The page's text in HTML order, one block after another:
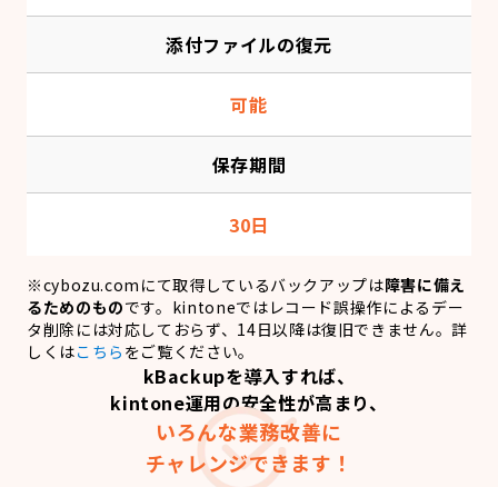
添付ファイルの復元
可能
保存期間
30日
※cybozu.comにて取得しているバックアップは障害に備え
るためのものです。kintoneではレコード誤操作によるデー
タ削除には対応しておらず、14日以降は復旧できません。詳
しくはこちら をご覧ください。
kBackupを導入すれば、
kintone運用の安全性が高まり、
いろんな業務改善に
チャレンジできます！